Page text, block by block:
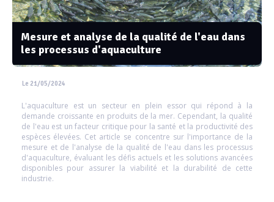
Mesure et analyse de la qualité de l'eau dans
les processus d'aquaculture
Le 21/05/2024
L'aquaculture est un secteur en plein essor qui répond à la
demande croissante en produits de la mer. Cependant, la qualité
de l'eau est un facteur critique pour la santé et la productivité des
espèces élevées. Cet article se concentre sur l'importance de la
mesure et de l'analyse de la qualité de l'eau dans les processus
d'aquaculture, évaluant les défis actuels et les solutions avancées
disponibles pour assurer la viabilité et la durabilité de cette
industrie.